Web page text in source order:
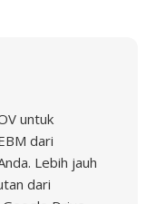
untuk
dari
Lebih jauh
dari